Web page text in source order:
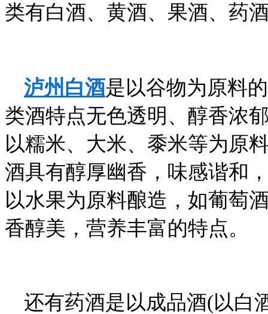
类有白酒、黄酒、果酒、药
泸州白酒是以谷物为原料
类酒特点无色透明、醇香浓
以糯米、大米、黍米等为原
酒具有醇厚幽香，味感谐和
以水果为原料酿造，如葡萄
香醇美，营养丰富的特点。
还有药酒是以成品酒(以白